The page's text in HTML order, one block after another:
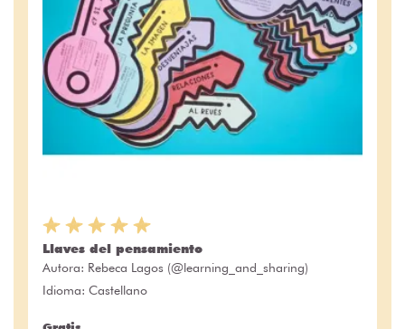
Llaves del pensamiento
Autora: Rebeca Lagos (@learning_and_sharing)
Idioma: Castellano